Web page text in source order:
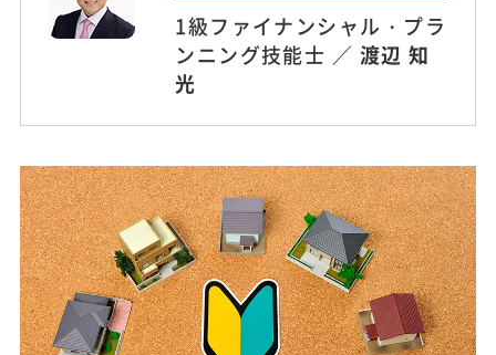
1級ファイナンシャル・プラ
ンニング技能士 ／ 渡辺 知
光